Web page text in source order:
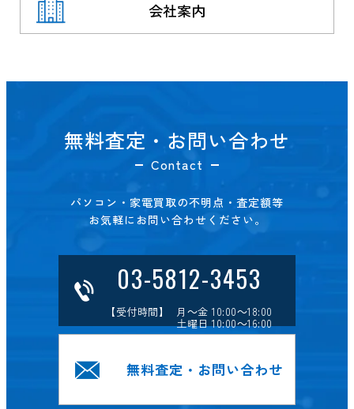
会社案内
無料査定・お問い合わせ
Contact
パソコン・家電買取の不明点・査定額等
お気軽にお問い合わせください。
03-5812-3453
【受付時間】 月～金 10:00～18:00
土曜日 10:00～16:00
無料査定・お問い合わせ